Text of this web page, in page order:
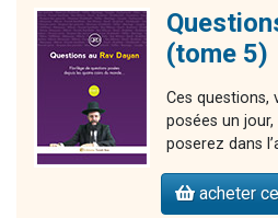
(tome 5)
Ces questions,
posées un
poserez dans
acheter